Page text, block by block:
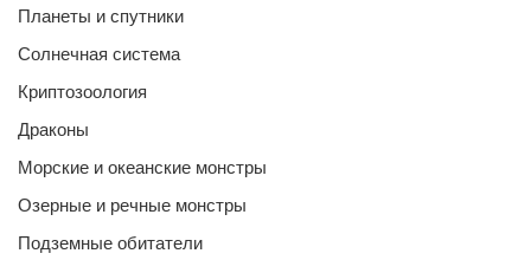
Планеты и спутники
Солнечная система
Криптозоология
Драконы
Морские и океанские монстры
Озерные и речные монстры
Подземные обитатели